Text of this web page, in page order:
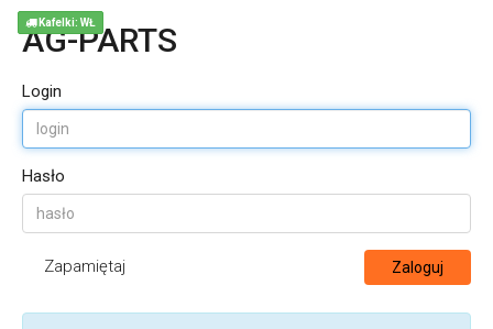
AG-PARTS
Login
Hasło
Zapamiętaj Zaloguj
Kafelki: WŁ